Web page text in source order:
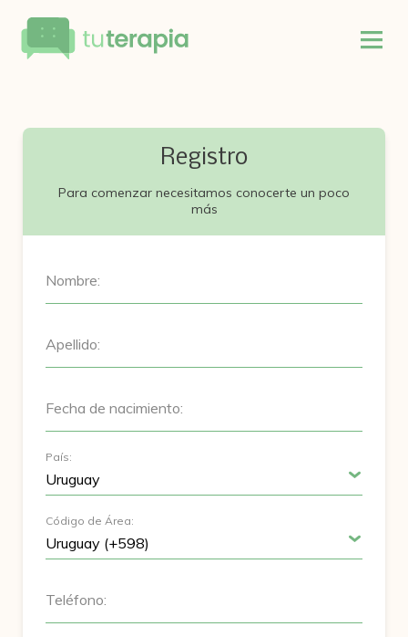
Registro
Para comenzar necesitamos conocerte un poco
más
Nombre:
Apellido:
Fecha de nacimiento:
País:
Código de Área:
Teléfono: